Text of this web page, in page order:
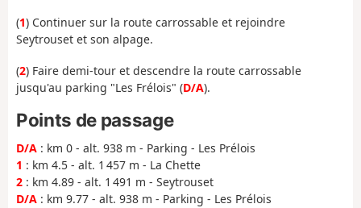
(1) Continuer sur la route carrossable et rejoindre
Seytrouset et son alpage.
(2) Faire demi-tour et descendre la route carrossable
jusqu'au parking "Les Frélois" (D/A).
Points de passage
D/A : km 0 - alt. 938 m - Parking - Les Prélois
1 : km 4.5 - alt. 1 457 m - La Chette
2 : km 4.89 - alt. 1 491 m - Seytrouset
D/A : km 9.77 - alt. 938 m - Parking - Les Prélois